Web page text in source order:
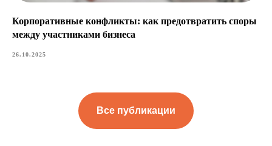
Корпоративные конфликты: как предотвратить споры
между участниками бизнеса
26.10.2025
Все публикации